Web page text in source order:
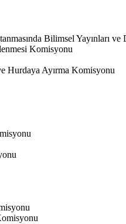
Bilimsel Yayınları
Komisyonu
Hurdaya Ayırma Komisyonu